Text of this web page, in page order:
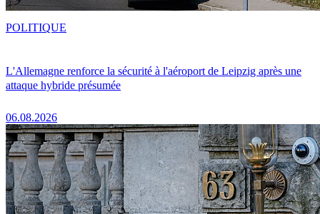
L'Allemagne renforce la sécurité à l'aéroport de Leipzig après une
attaque hybride présumée
06.08.2026
POLITIQUE